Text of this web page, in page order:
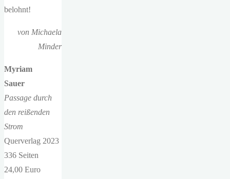
belohnt!
von Michaela
Minder
Myriam
Sauer
Passage durch
den reißenden
Strom
Querverlag 2023
336 Seiten
24,00 Euro